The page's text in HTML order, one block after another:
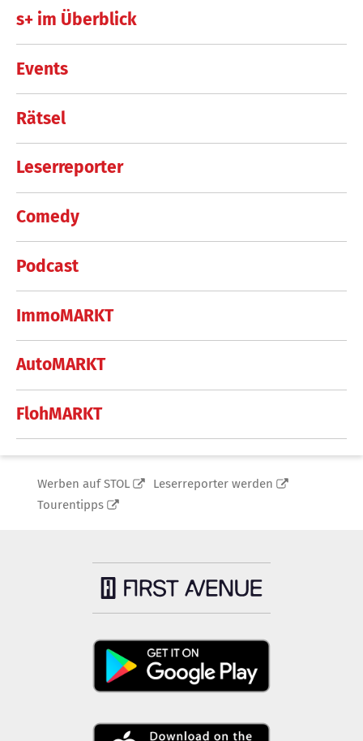
s+ im Überblick
Events
Rätsel
Leserreporter
Comedy
Podcast
ImmoMARKT
AutoMARKT
FlohMARKT
Werben auf STOL
Leserreporter werden
Tourentipps